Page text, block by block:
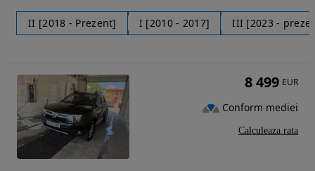
II [2018 - Prezent] I [2010 - 2017] III [2023 -
8 499 EUR
Conform mediei
Calculeaza rata